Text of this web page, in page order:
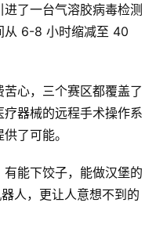
了一台气溶胶病毒检测
从 6-8 小时缩减至 40
心，三个赛区都覆盖了
器械的远程手术操作系
了可能。
能下饺子，能做汉堡的
人，更让人意想不到的